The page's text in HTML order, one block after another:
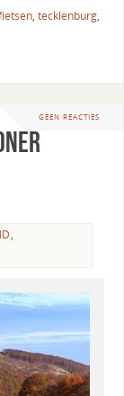
, tecklenburg,
GEEN REACTIES
,